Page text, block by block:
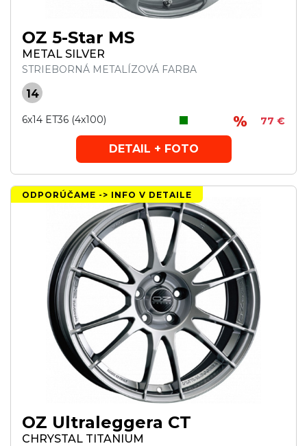
OZ 5-Star MS
METAL SILVER
STRIEBORNÁ METALÍZOVÁ FARBA
14
6x14 ET36 (4x100) 77 €
DETAIL + FOTO
ODPORÚČAME -> INFO V DETAILE
OZ Ultraleggera CT
CHRYSTAL TITANIUM